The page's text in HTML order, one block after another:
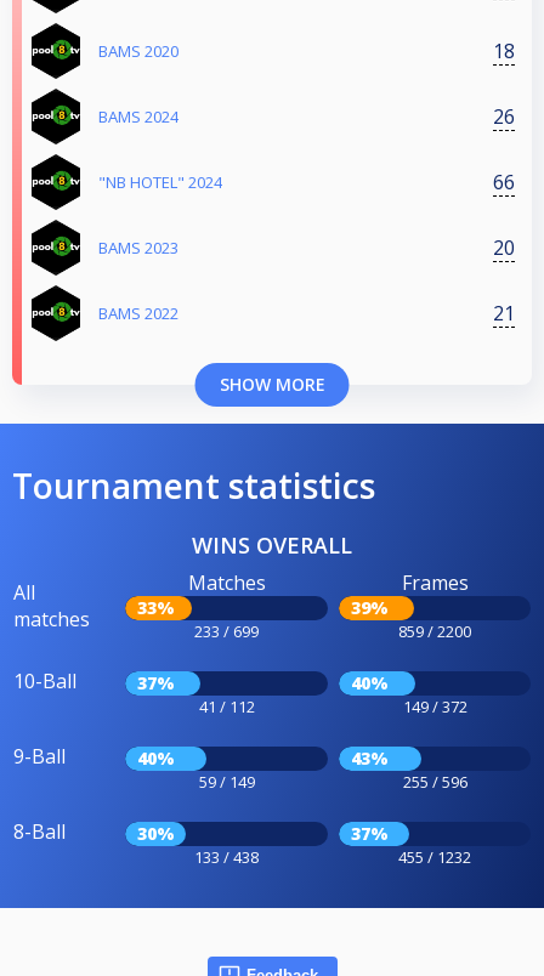
BAMS 2020 18
BAMS 2024 26
"NB HOTEL" 2024 66
BAMS 2023 20
BAMS 2022 21
SHOW MORE
Tournament statistics
WINS OVERALL
All
matches
Matches
33%
233 / 699
Frames
39%
859 / 2200
10-Ball 37%
41 / 112
40%
149 / 372
9-Ball 40%
59 / 149
43%
255 / 596
8-Ball 30%
133 / 438
37%
455 / 1232